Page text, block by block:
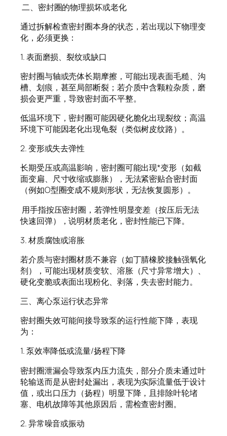
二、密封圈的物理损坏或老化
通过拆解检查密封圈本身的状态，若出现以下物理变
化，必须更换：
1. 表面磨损、裂纹或缺口
密封圈与轴或壳体长期摩擦，可能出现表面毛糙、沟
槽、划痕，甚至局部断裂；若介质中含颗粒杂质，磨
损会更严重，导致密封面不平整。
低温环境下，密封圈可能因硬化脆化出现裂纹；高温
环境下可能因老化出现龟裂（类似树皮纹路）。
2. 变形或失去弹性
长期受压或高温影响，密封圈可能出现*变形（如截
面变扁、尺寸收缩或膨胀），无法紧密贴合密封面
（例如O型圈变成不规则形状，无法恢复圆形）。
用手指按压密封圈，若弹性明显变差（按压后无法
快速回弹），说明材质老化，密封性能已下降。
3. 材质腐蚀或溶胀
若介质与密封圈材质不兼容（如丁腈橡胶接触强氧化
剂），可能出现材质变软、溶胀（尺寸异常增大）、
硬化变脆或表面出现粉化、剥落，失去密封能力。
三、离心泵运行状态异常
密封圈失效可能间接导致泵的运行性能下降，表现
为：
1. 泵效率降低或流量/扬程下降
密封圈泄漏会导致泵内压力流失，部分介质未通过叶
轮输送而是从密封处漏出，表现为实际流量低于设计
值，或出口压力（扬程）明显下降，且排除叶轮堵
塞、电机故障等其他原因后，需检查密封圈。
2. 异常噪音或振动